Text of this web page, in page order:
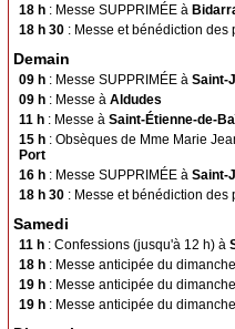
Saint-François-Xavier en
Saint-Jean-Pied-de-Port
18 h: Messe SUPPRIMÉE à
18 h 30: Messe et bénédiction des
Demain
09 h: Messe SUPPRIMÉE à Saint-
09 h: Messe à Aldudes
11 h: Messe à Saint-Étienne-de-
15 h: Obsèques de Mme Marie
Port
16 h: Messe SUPPRIMÉE à Saint-
18 h 30: Messe et bénédiction des
Samedi
11 h: Confessions (jusqu'à 12 h) à
18 h: Messe anticipée du
19 h: Messe anticipée du
19 h: Messe anticipée du